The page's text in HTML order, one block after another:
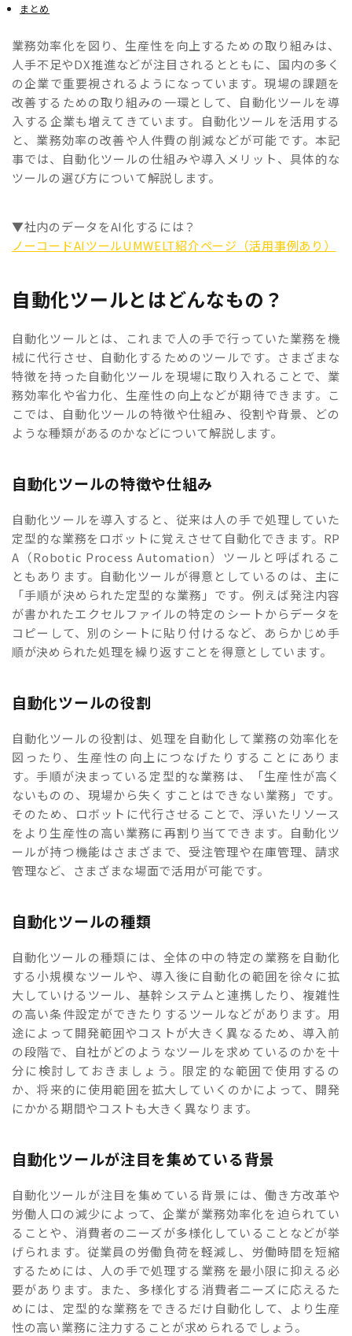
まとめ
業務効率化を図り、生産性を向上するための取り組みは、
人手不足やDX推進などが注目されるとともに、国内の多く
の企業で重要視されるようになっています。現場の課題を
改善するための取り組みの一環として、自動化ツールを導
入する企業も増えてきています。自動化ツールを活用する
と、業務効率の改善や人件費の削減などが可能です。本記
事では、自動化ツールの仕組みや導入メリット、具体的な
ツールの選び方について解説します。
▼社内のデータをAI化するには？
ノーコードAIツールUMWELT紹介ページ（活用事例あり）
自動化ツールとはどんなもの？
自動化ツールとは、これまで人の手で行っていた業務を機
械に代行させ、自動化するためのツールです。さまざまな
特徴を持った自動化ツールを現場に取り入れることで、業
務効率化や省力化、生産性の向上などが期待できます。こ
こでは、自動化ツールの特徴や仕組み、役割や背景、どの
ような種類があるのかなどについて解説します。
自動化ツールの特徴や仕組み
自動化ツールを導入すると、従来は人の手で処理していた
定型的な業務をロボットに覚えさせて自動化できます。RP
A（Robotic Process Automation）ツールと呼ばれるこ
ともあります。自動化ツールが得意としているのは、主に
「手順が決められた定型的な業務」です。例えば発注内容
が書かれたエクセルファイルの特定のシートからデータを
コピーして、別のシートに貼り付けるなど、あらかじめ手
順が決められた処理を繰り返すことを得意としています。
自動化ツールの役割
自動化ツールの役割は、処理を自動化して業務の効率化を
図ったり、生産性の向上につなげたりすることにありま
す。手順が決まっている定型的な業務は、「生産性が高く
ないものの、現場から失くすことはできない業務」です。
そのため、ロボットに代行させることで、浮いたリソース
をより生産性の高い業務に再割り当てできます。自動化ツ
ールが持つ機能はさまざまで、受注管理や在庫管理、請求
管理など、さまざまな場面で活用が可能です。
自動化ツールの種類
自動化ツールの種類には、全体の中の特定の業務を自動化
する小規模なツールや、導入後に自動化の範囲を徐々に拡
大していけるツール、基幹システムと連携したり、複雑性
の高い条件設定ができたりするツールなどがあります。用
途によって開発範囲やコストが大きく異なるため、導入前
の段階で、自社がどのようなツールを求めているのかを十
分に検討しておきましょう。限定的な範囲で使用するの
か、将来的に使用範囲を拡大していくのかによって、開発
にかかる期間やコストも大きく異なります。
自動化ツールが注目を集めている背景
自動化ツールが注目を集めている背景には、働き方改革や
労働人口の減少によって、企業が業務効率化を迫られてい
ることや、消費者のニーズが多様化していることなどが挙
げられます。従業員の労働負荷を軽減し、労働時間を短縮
するためには、人の手で処理する業務を最小限に抑える必
要があります。また、多様化する消費者ニーズに応えるた
めには、定型的な業務をできるだけ自動化して、より生産
性の高い業務に注力することが求められるでしょう。